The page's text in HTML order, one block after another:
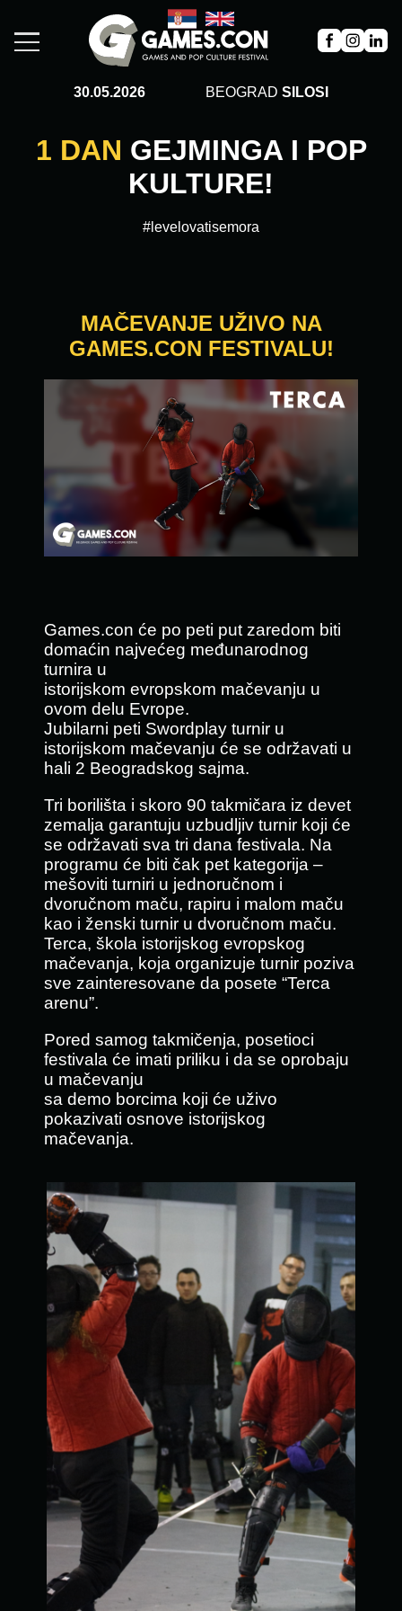
30.05.2026 BEOGRAD SILOSI
1 DAN GEJMINGA I POP
KULTURE!
#levelovatisemora
MAČEVANJE UŽIVO NA
GAMES.CON FESTIVALU!
Games.con će po peti put zaredom biti
domaćin najvećeg međunarodnog
turnira u
istorijskom evropskom mačevanju u
ovom delu Evrope.
Jubilarni peti Swordplay turnir u
istorijskom mačevanju će se održavati u
hali 2 Beogradskog sajma.
Tri borilišta i skoro 90 takmičara iz devet
zemalja garantuju uzbudljiv turnir koji će
se održavati sva tri dana festivala. Na
programu će biti čak pet kategorija –
mešoviti turniri u jednoručnom i
dvoručnom maču, rapiru i malom maču
kao i ženski turnir u dvoručnom maču.
Terca, škola istorijskog evropskog
mačevanja, koja organizuje turnir poziva
sve zainteresovane da posete “Terca
arenu”.
Pored samog takmičenja, posetioci
festivala će imati priliku i da se oprobaju
u mačevanju
sa demo borcima koji će uživo
pokazivati osnove istorijskog
mačevanja.